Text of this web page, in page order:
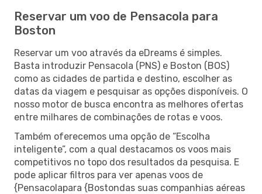
Reservar um voo de Pensacola para
Boston
Reservar um voo através da eDreams é simples.
Basta introduzir Pensacola (PNS) e Boston (BOS)
como as cidades de partida e destino, escolher as
datas da viagem e pesquisar as opções disponíveis. O
nosso motor de busca encontra as melhores ofertas
entre milhares de combinações de rotas e voos.
Também oferecemos uma opção de “Escolha
inteligente”, com a qual destacamos os voos mais
competitivos no topo dos resultados da pesquisa. E
pode aplicar filtros para ver apenas voos de
{Pensacolapara {Bostondas suas companhias aéreas